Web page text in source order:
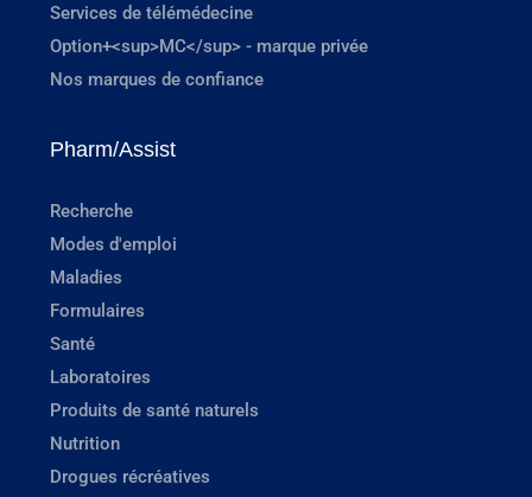
Services de télémédecine
Option+<sup>MC</sup> - marque privée
Nos marques de confiance
Pharm/Assist
Recherche
Modes d'emploi
Maladies
Formulaires
Santé
Laboratoires
Produits de santé naturels
Nutrition
Drogues récréatives